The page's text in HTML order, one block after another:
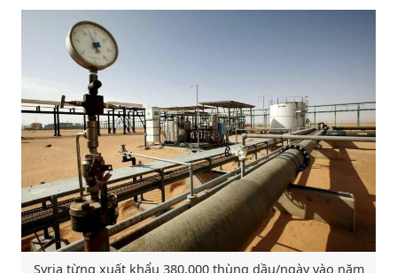
Syria từng xuất khẩu 380.000 thùng dầu/ngày vào năm